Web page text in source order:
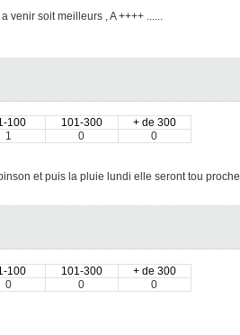
venir soit meilleurs , A ++++ ......
100 101-300
+ de 300
1 0
0
et puis la pluie lundi elle seront tou proche
100 101-300
+ de 300
0 0
0